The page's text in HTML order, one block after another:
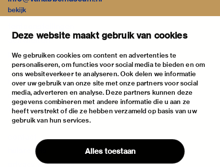
Deze website maakt gebruik van cookies
We gebruiken cookies om content en advertenties te
personaliseren, om functies voor social media te bieden en om
ons websiteverkeer te analyseren. Ook delen we informatie
over uw gebruik van onze site met onze partners voor social
media, adverteren en analyse. Deze partners kunnen deze
gegevens combineren met andere informatie die u aan ze
heeft verstrekt of die ze hebben verzameld op basis van uw
gebruik van hun services.
Alles toestaan
bekijk
activiteiten
praktische informatie
over
het museum
de collectie
fondsen & partners
huisregels
privacy & cookies